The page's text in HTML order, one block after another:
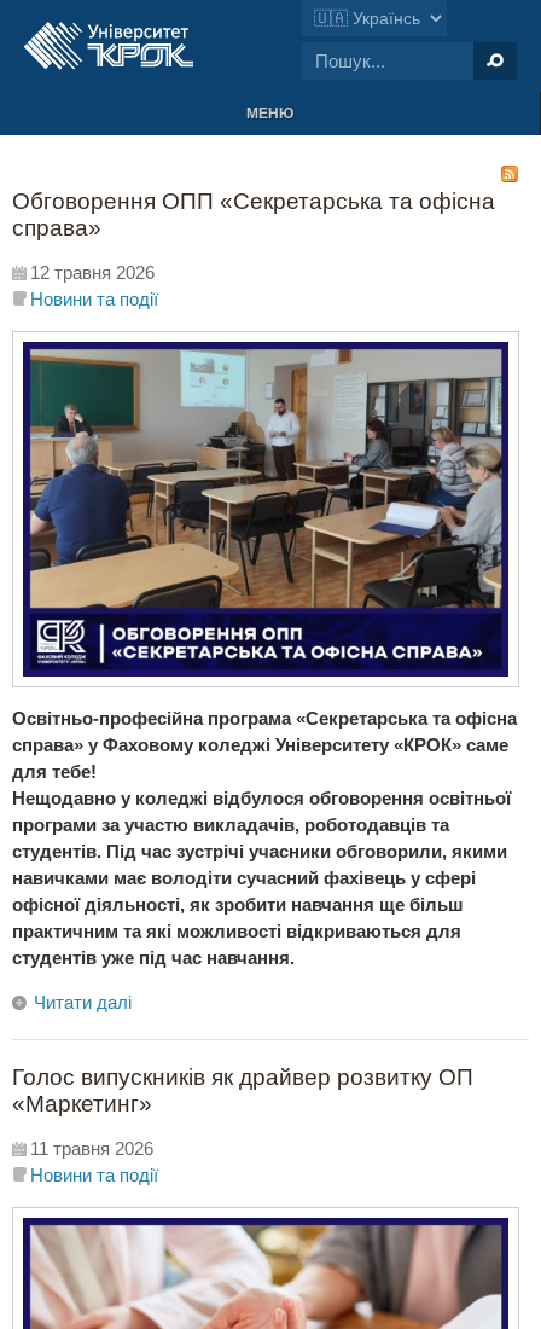
МЕНЮ
Обговорення ОПП «Секретарська та офісна
справа»
12 травня 2026
Новини та події
Освітньо-професійна програма «Секретарська та офісна
справа» у Фаховому коледжі Університету «КРОК» саме
для тебе!
Нещодавно у коледжі відбулося обговорення освітньої
програми за участю викладачів, роботодавців та
студентів. Під час зустрічі учасники обговорили, якими
навичками має володіти сучасний фахівець у сфері
офісної діяльності, як зробити навчання ще більш
практичним та які можливості відкриваються для
студентів уже під час навчання.
Читати далі
Голос випускників як драйвер розвитку ОП
«Маркетинг»
11 травня 2026
Новини та події